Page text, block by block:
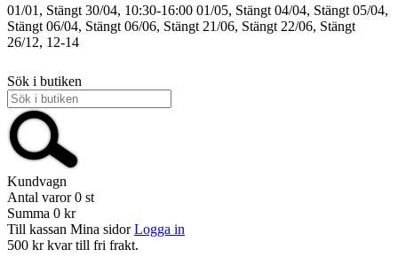
01/01, Stängt 30/04, 10:30-16:00 01/05, Stängt 04/04, Stängt 05/04,
Stängt 06/04, Stängt 06/06, Stängt 21/06, Stängt 22/06, Stängt
26/12, 12-14
Sök i butiken
Kundvagn
Antal varor 0 st
Summa 0 kr
Till kassan Mina sidor Logga in
500 kr kvar till fri frakt.